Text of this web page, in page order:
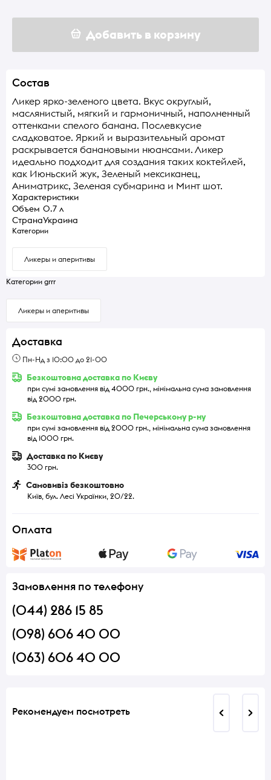
Добавить в корзину
Состав
Ликер ярко-зеленого цвета. Вкус округлый,
маслянистый, мягкий и гармоничный, наполненный
оттенками спелого банана. Послевкусие
сладковатое. Яркий и выразительный аромат
раскрывается банановыми нюансами. Ликер
идеально подходит для создания таких коктейлей,
как Июньский жук, Зеленый мексиканец,
Аниматрикс, Зеленая субмарина и Минт шот.
Характеристики
Объем 0.7 л
СтранаУкраина
Категории
Ликеры и аперитивы
Категории grrr
Ликеры и аперитивы
Доставка
Пн-Нд з 10:00 до 21-00
Безкоштовна доставка по Києву
при сумі замовлення від 4000 грн., мінімальна сума замовлення
від 2000 грн.
Безкоштовна доставка по Печерському р-ну
при сумі замовлення від 2000 грн., мінімальна сума замовлення
від 1000 грн.
Доставка по Києву
300 грн.
Самовивіз безкоштовно
Київ, бул. Лесі Українки, 20/22.
Оплата
Замовлення по телефону
(044) 286 15 85
(098) 606 40 00
(063) 606 40 00
Рекомендуем посмотреть